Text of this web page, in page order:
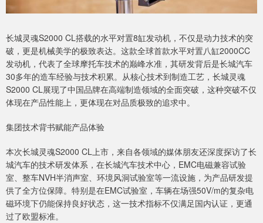
长城灵魂S2000 CL搭载的水平对置8缸发动机，不仅是动力技术的突
破，更是机械美学的极致表达。这款全球首款水平对置八缸2000CC
发动机，代表了全球摩托车技术的巅峰水准，其研发背后是长城汽车
30多年的造车经验与技术积累。从核心技术到制造工艺，长城灵魂
S2000 CL展现了中国品牌在高端制造领域的全面突破，这种突破不仅
体现在产品性能上，更体现在对品质极致的追求中。
集团技术背书赋能产品体验
本次长城灵魂S2000 CL上市，来自各领域的媒体朋友还深度探访了长
城汽车的技术研发体系，在长城汽车技术中心，EMC电磁兼容试验
室、整车NVH半消声室、环境风洞试验室等一流设施，为产品研发提
供了全方位保障。特别是在EMC试验室，车辆在场强50V/m的复杂电
磁环境下仍能保持良好状态，这一技术指标不仅满足国内认证，更通
过了欧盟标准。